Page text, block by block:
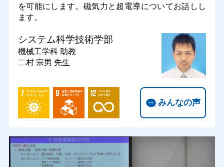
を可能にします。磁気力と超電導についてお話しし
ます。
システム科学技術学部
機械工学科 助教
二村 宗男 先生
みんなの声